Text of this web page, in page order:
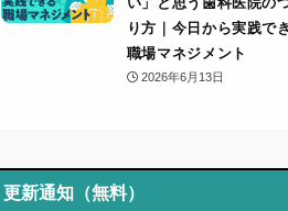
り方｜今日から実践で
職場マネジメント
2026年6月13日
更新通知（無料）